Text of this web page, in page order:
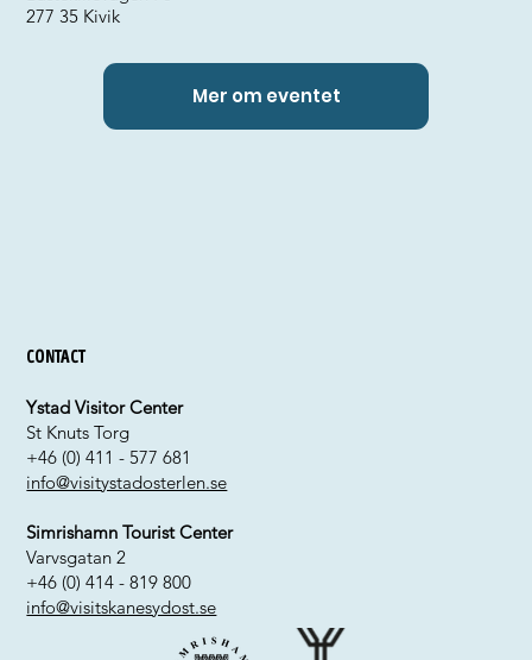
277 35 Kivik
Mer om eventet
Contact
Ystad Visitor Center
St Knuts Torg
+46 (0) 411 - 577 681
info@visitystadosterlen.se
Simrishamn Tourist Center
Varvsgatan 2
+46 (0) 414 - 819 800
info@visitskanesydost.se